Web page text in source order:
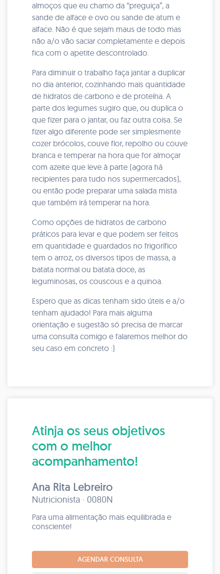
almoços que eu chamo da “preguiça”, a
sande de alface e ovo ou sande de atum e
alface. Não é que sejam maus de todo mas
não a/o vão saciar completamente e depois
fica com o apetite descontrolado.
Para diminuir o trabalho faça jantar a duplicar
no dia anterior, cozinhando mais quantidade
de hidratos de carbono e de proteína. A
parte dos legumes sugiro que, ou duplica o
que fizer para o jantar, ou faz outra coisa. Se
fizer algo diferente pode ser simplesmente
cozer brócolos, couve flor, repolho ou couve
branca e temperar na hora que for almoçar
com azeite que leve à parte (agora há
recipientes para tudo nos supermercados),
ou então pode preparar uma salada mista
que também irá temperar na hora.
Como opções de hidratos de carbono
práticos para levar e que podem ser feitos
em quantidade e guardados no frigorífico
tem o arroz, os diversos tipos de massa, a
batata normal ou batata doce, as
leguminosas, os couscous e a quinoa.
Espero que as dicas tenham sido úteis e a/o
tenham ajudado! Para mais alguma
orientação e sugestão só precisa de marcar
uma consulta comigo e falaremos melhor do
seu caso em concreto :)
Atinja os seus objetivos
com o melhor
acompanhamento!
Ana Rita Lebreiro
Nutricionista · 0080N
Para uma alimentação mais equilibrada e
consciente!
AGENDAR CONSULTA